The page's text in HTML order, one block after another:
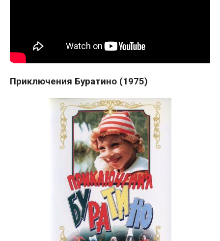
Приключения Буратино (1975)